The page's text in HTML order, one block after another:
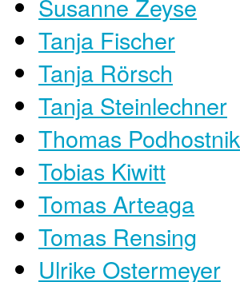
Tanja Fischer
Tanja Rörsch
Tanja Steinlechner
Thomas Podhostnik
Tobias Kiwitt
Tomas Arteaga
Tomas Rensing
Ulrike Ostermeyer